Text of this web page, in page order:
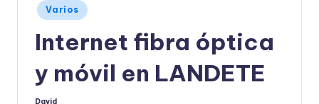
Publicado
en
Varios
Internet fibra óptica
y móvil en LANDETE
David